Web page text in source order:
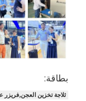
فرن حراري
فرن مزيج
فرن البيتزا
معدات الخبز الصغيرة
ثلاجة عرض تجارية
بطاقة:
ثلاجة تخزين